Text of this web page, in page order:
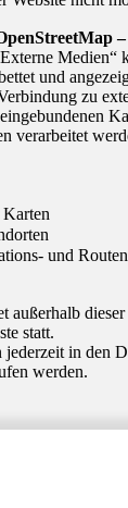
Medien“
und
zu
verarbeitet
und
außerhalb
statt.
in den
werden.